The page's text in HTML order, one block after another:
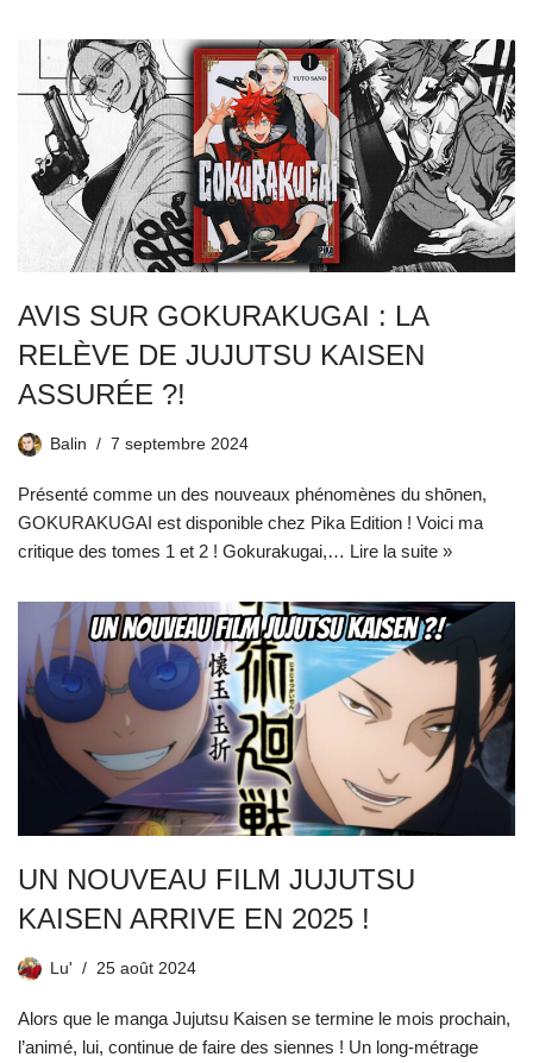
AVIS SUR GOKURAKUGAI : LA
RELÈVE DE JUJUTSU KAISEN
ASSURÉE ?!
Balin 7 septembre 2024
Présenté comme un des nouveaux phénomènes du shōnen,
GOKURAKUGAI est disponible chez Pika Edition ! Voici ma
critique des tomes 1 et 2 ! Gokurakugai,… Lire la suite »
UN NOUVEAU FILM JUJUTSU
KAISEN ARRIVE EN 2025 !
Lu' 25 août 2024
Alors que le manga Jujutsu Kaisen se termine le mois prochain,
l’animé, lui, continue de faire des siennes ! Un long-métrage